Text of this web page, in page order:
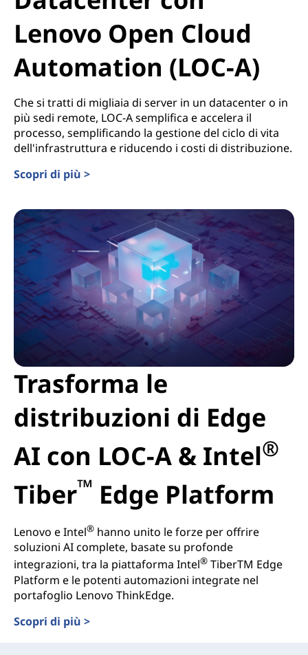
Lenovo Open Cloud
Automation (LOC-A)
Che si tratti di migliaia di server in un datacenter o in
più sedi remote, LOC-A semplifica e accelera il
processo, semplificando la gestione del ciclo di vita
dell'infrastruttura e riducendo i costi di distribuzione.
Scopri di più >
Trasforma le
distribuzioni di Edge
AI con LOC-A & Intel®
Tiber™ Edge Platform
Lenovo e Intel® hanno unito le forze per offrire
soluzioni AI complete, basate su profonde
integrazioni, tra la piattaforma Intel® TiberTM Edge
Platform e le potenti automazioni integrate nel
portafoglio Lenovo ThinkEdge.
Scopri di più >